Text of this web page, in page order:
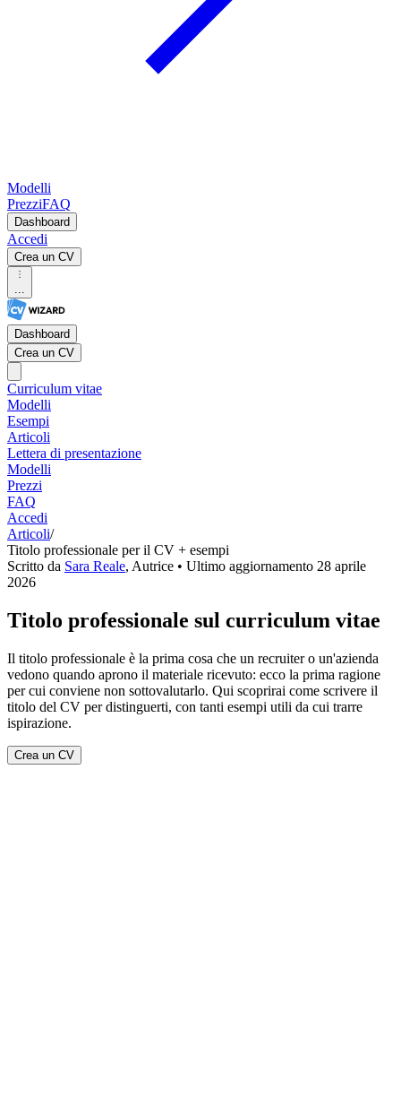
Modelli
PrezziFAQ
Dashboard
Accedi
Crea un CV
...
Dashboard
Crea un CV
Curriculum vitae
Modelli
Esempi
Articoli
Lettera di presentazione
Modelli
Prezzi
FAQ
Accedi
Articoli/
Titolo professionale per il CV + esempi
Scritto da Sara Reale, Autrice • Ultimo aggiornamento 28 aprile
2026
Titolo professionale sul curriculum vitae
Il titolo professionale è la prima cosa che un recruiter o un'azienda
vedono quando aprono il materiale ricevuto: ecco la prima ragione
per cui conviene non sottovalutarlo. Qui scoprirai come scrivere il
titolo del CV per distinguerti, con tanti esempi utili da cui trarre
ispirazione.
Crea un CV